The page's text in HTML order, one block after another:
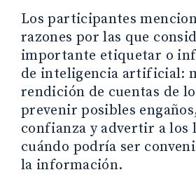
Los participantes
razones por las que
importante etiquetar o
de inteligencia artificial:
rendición de cuentas de
prevenir posibles
confianza y advertir a los
cuándo podría ser
la información.